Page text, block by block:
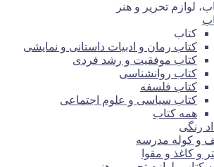
لوازم تحریر و هنر
کتاب
کتاب رمان و ادبیات داستانی و نمایشی
کتاب موفقیت و رشد فردی
کتاب روانشناسی
کتاب فلسفه
کتاب سیاسی و علوم اجتماعی
همه کتاب
رنگی
و کوله مدرسه
و کاغذ و مقوا